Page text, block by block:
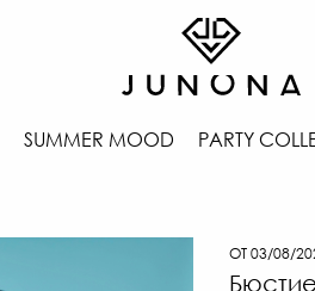
SUMMER MOOD PARTY
ОТ 03/08/